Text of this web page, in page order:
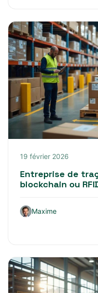
19 février 2026
Entreprise de
blockchain ou
Maxime